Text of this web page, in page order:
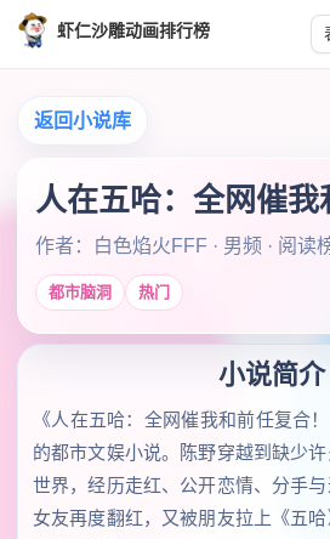
虾仁沙雕动画排行榜
返回小说库
人在五哈：全网催我
作者：白色焰火FFF · 男频 · 阅读
都市脑洞 热门
小说简介
《人在五哈：全网催我和前任复合
的都市文娱小说。陈野穿越到缺少
世界，经历走红、公开恋情、分手
女友再度翻红，又被朋友拉上《五